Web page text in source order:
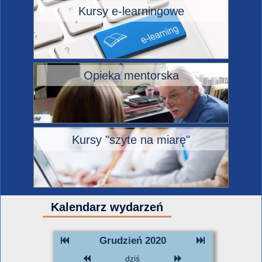
Kursy e-learningowe
Opieka mentorska
Kursy "szyte na miarę"
Kalendarz wydarzeń
Grudzień 2020
dziś